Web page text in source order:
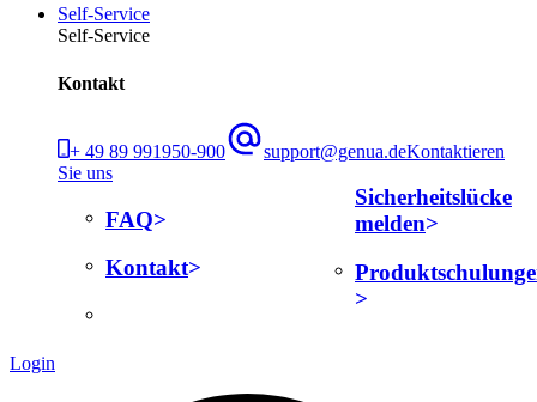
Self-Service
Self-Service
Kontakt
+ 49 89 991950-900 support@genua.deKontaktieren
Sie uns
FAQ
Kontakt
Sicherheitslücke
melden
Login